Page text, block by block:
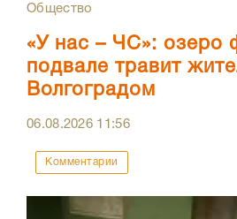
Общество
«У нас – ЧС»: озеро
подвале травит
Волгоградом
06.08.2026 11:56
Комментарии